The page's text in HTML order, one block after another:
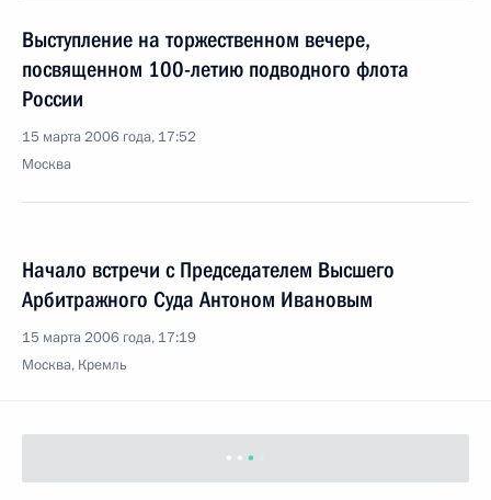
Выступление на торжественном вечере,
посвященном 100-летию подводного флота
России
15 марта 2006 года, 17:52
Москва
Начало встречи с Председателем Высшего
Арбитражного Суда Антоном Ивановым
15 марта 2006 года, 17:19
Москва, Кремль